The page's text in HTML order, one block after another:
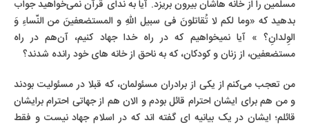
مسلمین را از خانه هاشان بیرون بریزد. آیا به ندای قرآن نمی‌خواهید جواب
بدهید که «وما لکم لا تُقاتلونَ فی سبیل اللهِ و المستضعفینَ من النّساءِ وَ
الوِلدانِ؟ » آیا نمیخواهیم که در راه خدا جهاد کنیم، آن‌هم در راه
مستضعفین، از زنان و کودکان، که به ناحق از خانه های خود رانده شدند؟
من تعجب می‌کنم از یکی از برادران مسئولمان، که قبلا در مسئولیت بودند
و من هم برای ایشان احترام قائل بودم و الان هم از جهاتی احترام برایشان
قائلم؛ ایشان در یک بیانیه ای گفته اند که در اسلام جهاد نیست و فقط